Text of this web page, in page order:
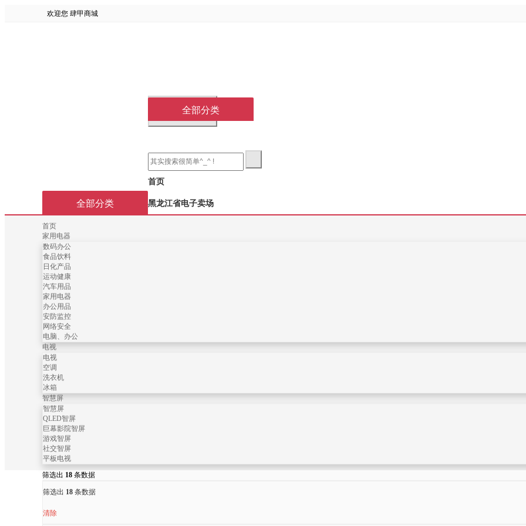
欢迎您 肆甲商城
导航切换
全部分类
首页
黑龙江省电子卖场
全部分类
首页
家用电器
数码办公
食品饮料
日化产品
运动健康
汽车用品
家用电器
办公用品
安防监控
网络安全
电脑、办公
电视
电视
空调
洗衣机
冰箱
智慧屏
智慧屏
QLED智屏
巨幕影院智屏
游戏智屏
社交智屏
平板电视
筛选出 18 条数据
筛选出 18 条数据
清除